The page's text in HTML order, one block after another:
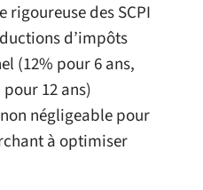
rigoureuse des SCPI
d’impôts
(12% pour 6 ans,
12 ans)
négligeable pour
à optimiser